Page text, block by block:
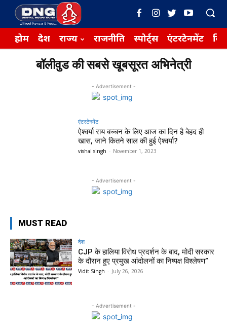
होम देश राज्य राजनीति स्पोर्ट्स एंटरटेनमेंट
बॉलीवुड की सबसे खूबसूरत अभिनेत्री
- Advertisement -
एंटरटेनमेंट
ऐश्वर्या राय बच्चन के लिए आज का दिन है बेहद ही
खास, जाने कितने साल की हुई ऐश्वर्या?
vishal singh - November 1, 2023
- Advertisement -
MUST READ
देश
CJP के हालिया विरोध प्रदर्शन के बाद, मोदी सरकार
के दौरान हुए प्रमुख आंदोलनों का निष्पक्ष विश्लेषण”
Vidit Singh - July 26, 2026
- Advertisement -